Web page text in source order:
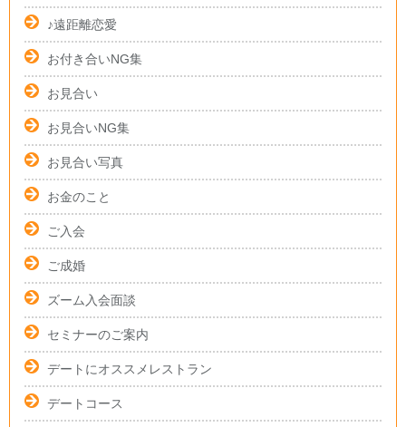
♪遠距離恋愛
お付き合いNG集
お見合い
お見合いNG集
お見合い写真
お金のこと
ご入会
ご成婚
ズーム入会面談
セミナーのご案内
デートにオススメレストラン
デートコース